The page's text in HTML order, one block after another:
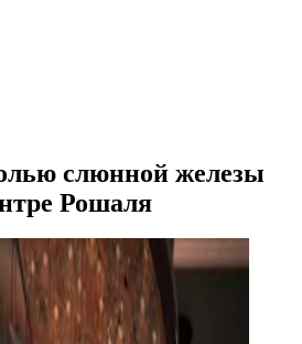
слюнной железы
Рошаля